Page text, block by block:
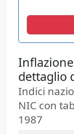
dettaglio
Indici
NIC con
1987